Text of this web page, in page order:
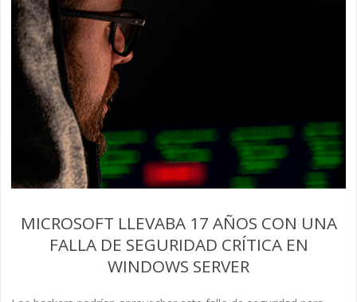
MICROSOFT LLEVABA 17 AÑOS CON UNA
FALLA DE SEGURIDAD CRÍTICA EN
WINDOWS SERVER